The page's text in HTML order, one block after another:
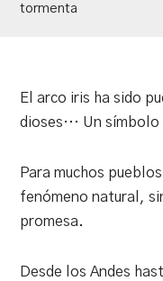
tormenta
El arco iris ha sido
dioses… Un símbolo
Para muchos
fenómeno natural,
promesa.
Desde los Andes